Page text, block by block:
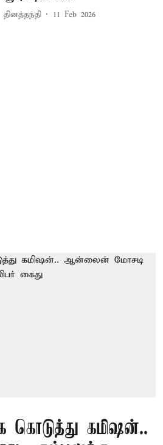
தினத்தந்தி 11 Feb 2026
கமிஷன்..